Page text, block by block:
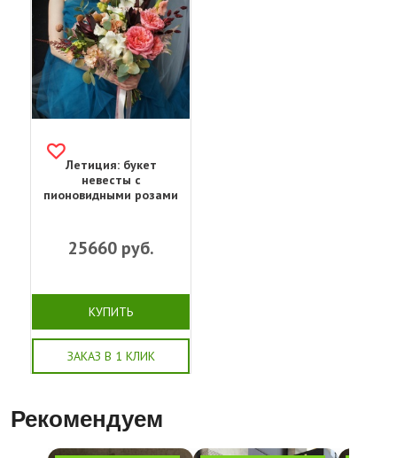
Летиция: букет
невесты с
пионовидными розами
25660руб.
КУПИТЬ
ЗАКАЗ В 1 КЛИК
Рекомендуем